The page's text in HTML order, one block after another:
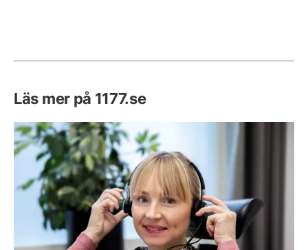
Läs mer på 1177.se